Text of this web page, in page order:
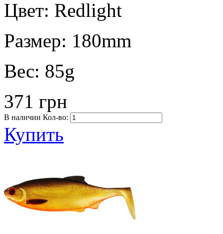
Цвет: Redlight
Размер: 180mm
Вес: 85g
371 грн
В наличии Кол-во:
Купить